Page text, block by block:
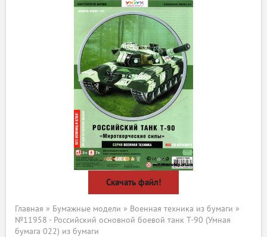
Скачать файл!
Главная » Бумажные модели » Военная техника из бумаги »
№11958 - Российский основной боевой танк Т-90 (Умная
бумага 022) из бумаги